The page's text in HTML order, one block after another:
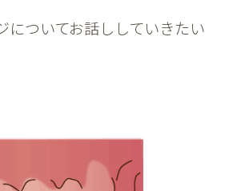
についてお話ししていきたい